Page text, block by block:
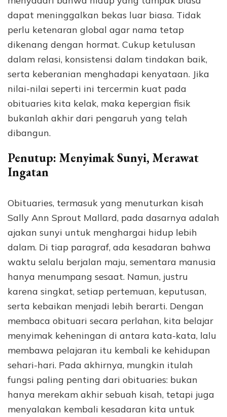
dapat meninggalkan bekas luar biasa. Tidak
perlu ketenaran global agar nama tetap
dikenang dengan hormat. Cukup ketulusan
dalam relasi, konsistensi dalam tindakan baik,
serta keberanian menghadapi kenyataan. Jika
nilai-nilai seperti ini tercermin kuat pada
obituaries kita kelak, maka kepergian fisik
bukanlah akhir dari pengaruh yang telah
dibangun.
Penutup: Menyimak Sunyi, Merawat
Ingatan
Obituaries, termasuk yang menuturkan kisah
Sally Ann Sprout Mallard, pada dasarnya adalah
ajakan sunyi untuk menghargai hidup lebih
dalam. Di tiap paragraf, ada kesadaran bahwa
waktu selalu berjalan maju, sementara manusia
hanya menumpang sesaat. Namun, justru
karena singkat, setiap pertemuan, keputusan,
serta kebaikan menjadi lebih berarti. Dengan
membaca obituari secara perlahan, kita belajar
menyimak keheningan di antara kata-kata, lalu
membawa pelajaran itu kembali ke kehidupan
sehari-hari. Pada akhirnya, mungkin itulah
fungsi paling penting dari obituaries: bukan
hanya merekam akhir sebuah kisah, tetapi juga
menyalakan kembali kesadaran kita untuk